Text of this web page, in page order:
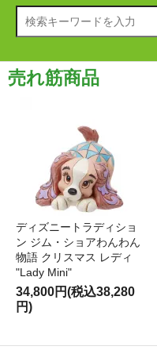
売れ筋商品
ディズニートラディショ
ン ジム・ショアわんわん
物語 クリスマス レディ
"Lady Mini"
34,800円(税込38,280
円)